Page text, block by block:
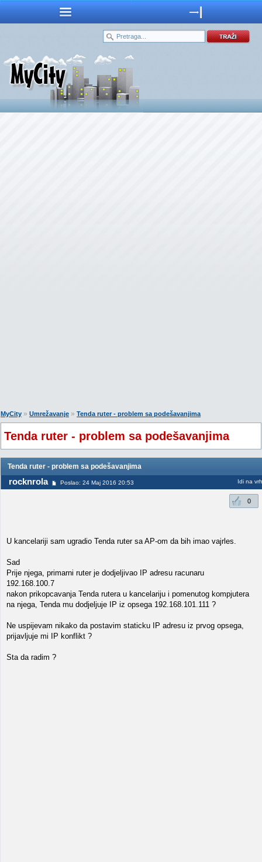
MyCity » Umrežavanje » Tenda ruter - problem sa podešavanjima
Tenda ruter - problem sa podešavanjima
Tenda ruter - problem sa podešavanjima
rocknrola Poslao: 24 Maj 2016 20:53 Idi na vrh
0
U kancelariji sam ugradio Tenda ruter sa AP-om da bih imao vajrles.
Sad
Prije njega, primarni ruter je dodjeljivao IP adresu racunaru
192.168.100.7
nakon prikopcavanja Tenda rutera u kancelariju i pomenutog kompjutera
na njega, Tenda mu dodjeljuje IP iz opsega 192.168.101.111 ?
Ne uspijevam nikako da postavim staticku IP adresu iz prvog opsega,
prijavljuje mi IP konflikt ?
Sta da radim ?